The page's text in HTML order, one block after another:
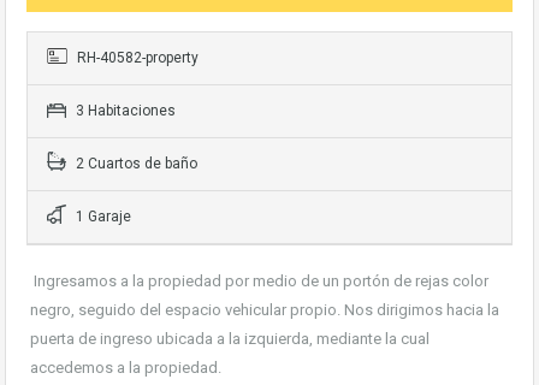
RH-40582-property
3 Habitaciones
2 Cuartos de baño
1 Garaje
Ingresamos a la propiedad por medio de un portón de rejas color
negro, seguido del espacio vehicular propio. Nos dirigimos hacia la
puerta de ingreso ubicada a la izquierda, mediante la cual
accedemos a la propiedad.